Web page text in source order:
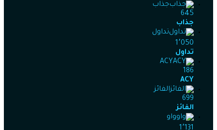
جذاب
645
جذاب
تداول
1٬050
تداول
ACY
186
ACY
الفائز
699
الفائز
واو
1٬131